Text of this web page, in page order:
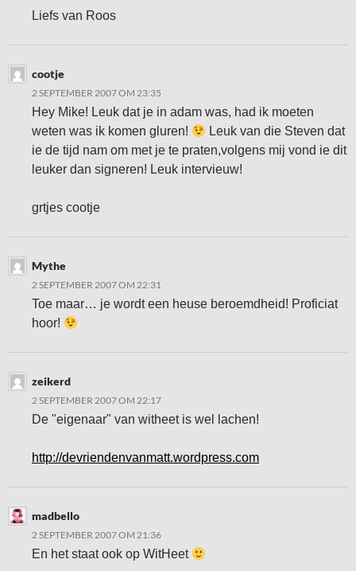
Liefs van Roos
cootje
2 SEPTEMBER 2007 OM 23:35
Hey Mike! Leuk dat je in adam was, had ik moeten
weten was ik komen gluren!
Leuk van die Steven dat
ie de tijd nam om met je te praten,volgens mij vond ie dit
leuker dan signeren! Leuk intervieuw!
grtjes cootje
Mythe
2 SEPTEMBER 2007 OM 22:31
Toe maar… je wordt een heuse beroemdheid! Proficiat
hoor!
zeikerd
2 SEPTEMBER 2007 OM 22:17
De "eigenaar" van witheet is wel lachen!
http://devriendenvanmatt.wordpress.com
madbello
2 SEPTEMBER 2007 OM 21:36
En het staat ook op WitHeet